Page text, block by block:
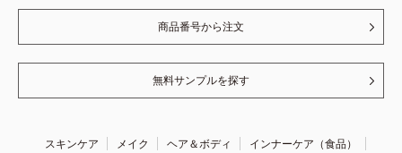
商品番号から注文
無料サンプルを探す
スキンケア メイク ヘア＆ボディ
インナーケア（食品）